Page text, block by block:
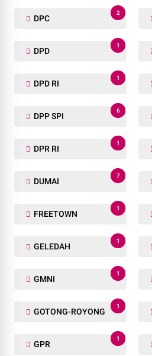
DIRJEN PAS
1
3
1
DISTRIK DAL
1
35
DOA BERSAMA
1
2
DPD
1
DPD RI
1
DPP SPI
6
DPR RI
1